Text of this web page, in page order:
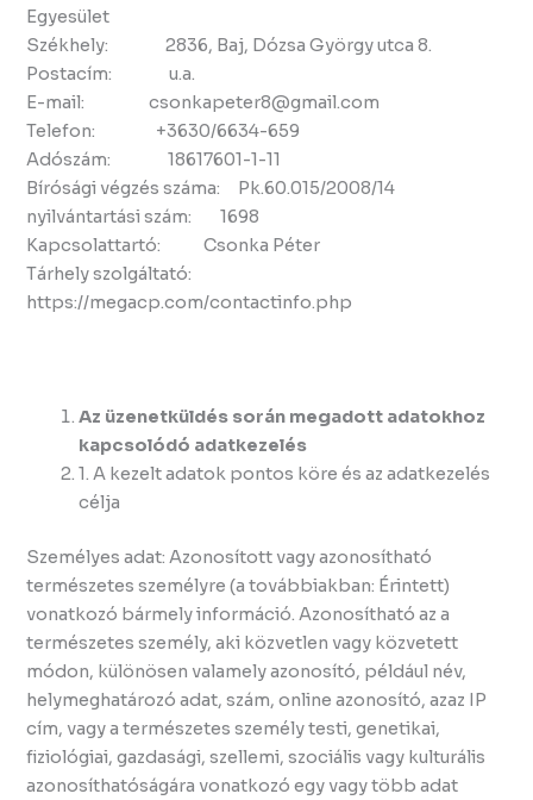
Egyesület
Székhely: 2836, Baj, Dózsa György utca 8.
Postacím: u.a.
E-mail: csonkapeter8@gmail.com
Telefon: +3630/6634-659
Adószám: 18617601-1-11
Bírósági végzés száma: Pk.60.015/2008/14
nyilvántartási szám: 1698
Kapcsolattartó: Csonka Péter
Tárhely szolgáltató:
https://megacp.com/contactinfo.php
Az üzenetküldés során megadott adatokhoz
kapcsolódó adatkezelés
1. A kezelt adatok pontos köre és az adatkezelés
célja
Személyes adat: Azonosított vagy azonosítható
természetes személyre (a továbbiakban: Érintett)
vonatkozó bármely információ. Azonosítható az a
természetes személy, aki közvetlen vagy közvetett
módon, különösen valamely azonosító, például név,
helymeghatározó adat, szám, online azonosító, azaz IP
cím, vagy a természetes személy testi, genetikai,
fiziológiai, gazdasági, szellemi, szociális vagy kulturális
azonosíthatóságára vonatkozó egy vagy több adat